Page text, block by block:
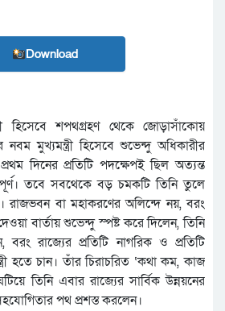
Download
হিসেবে শপথগ্রহণ থেকে জোড়াসাঁকোয়
নবম মুখ্যমন্ত্রী হিসেবে শুভেন্দু অধিকারীর
দিনের প্রতিটি পদক্ষেপই ছিল অত্যন্ত
তবে সবথেকে বড় চমকটি তিনি তুলে
রাজভবন বা মহাকরণের অলিন্দে নয়, বরং
বার্তায় শুভেন্দু স্পষ্ট করে দিলেন, তিনি
রাজ্যের প্রতিটি নাগরিক ও প্রতিটি
হতে চান। তাঁর চিরাচরিত ‘কথা কম, কাজ
তিনি এবার রাজ্যের সার্বিক উন্নয়নের
পথ প্রশস্ত করলেন।